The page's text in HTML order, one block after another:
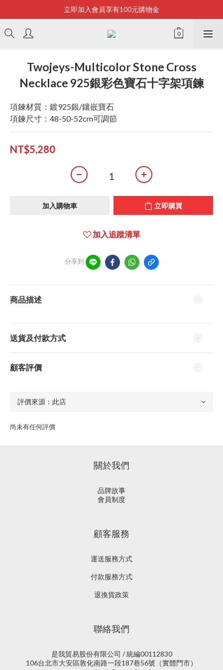
Bonjour~
立即加入會員享有100元購物金
全店滿2500即享免運
Twojeys-Multicolor Stone Cross
Necklace 925銀彩色寶石十字架項鍊
項鍊材質：鍍925銀/鑲嵌寶石
項鍊尺寸：48-50-52cm可調節
NT$5,280
加入購物車 立即購買
加入追蹤清單
分享到
商品描述
送貨及付款方式
顧客評價
尚未有任何評價
關於我們
品牌故事
會員制度
顧客服務
運送服務方式
付款服務方式
退換貨政策
聯絡我們
是我貿易股份有限公司 / 統編00112830
106台北市大安區敦化南路一段187巷56號（實體門市）